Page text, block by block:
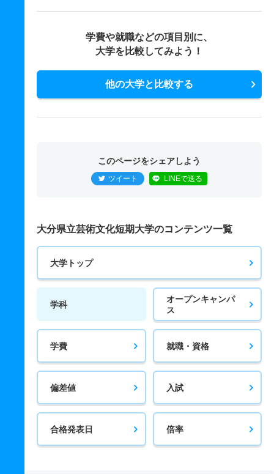
学費や就職などの項目別に、
大学を比較してみよう！
他の大学と比較する
このページをシェアしよう
ツイート LINEで送る
大分県立芸術文化短期大学のコンテンツ一覧
大学トップ
学科
オープンキャンパ
ス
学費 就職・資格
偏差値 入試
合格発表日 倍率